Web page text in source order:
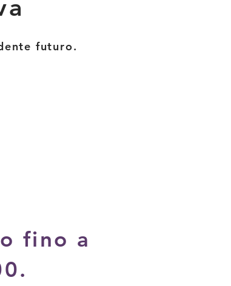
futuro.
fino a